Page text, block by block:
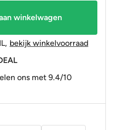
winkelwagen
, bekijk winkelvoorraad
ons met 9.4/10